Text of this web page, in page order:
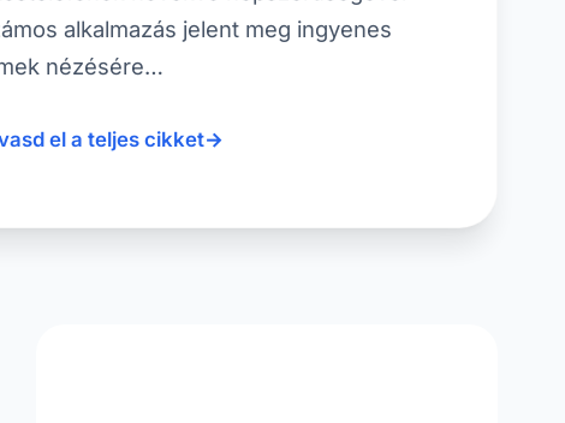
alkalmazás jelent meg ingyenes
nézésére…
el a teljes cikket→